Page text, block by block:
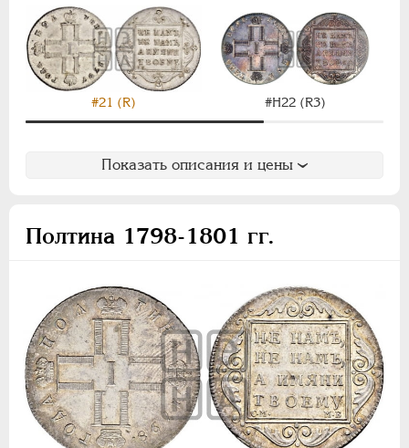
#21 (R) #Н22 (R3)
Показать описания и цены
Полтина 1798-1801 гг.
АЛЕКСАНДР II 1855-1881
АЛЕКСАНДР III 1881-1894
НИКОЛАЙ II 1894-1917
ВРЕМЕННОЕ ПРАВ.
ИНОСТРАННЫЕ 1768-1918